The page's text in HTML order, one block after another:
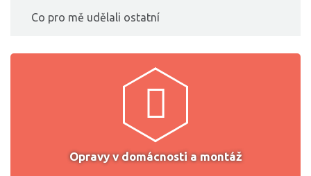
Co pro mě udělali ostatní
Opravy v domácnosti a montáž